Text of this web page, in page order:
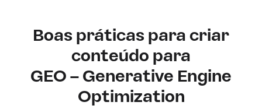
Boas práticas para criar
conteúdo para
GEO – Generative Engine
Optimization